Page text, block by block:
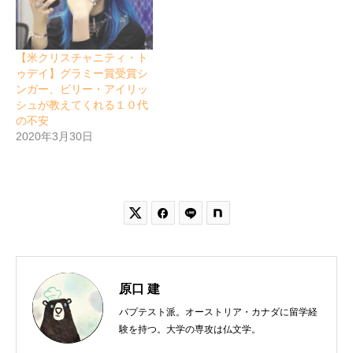
【米クリスチャニティ・ト
ゥデイ】グラミー賞受賞シ
ンガー、ビリー・アイリッ
シュが教えてくれる１０代
の不安
2020年3月30日
 
原口 建
バプテスト派。オーストリア・カナダに留学経
験を持つ。大学の専攻は仏文学。